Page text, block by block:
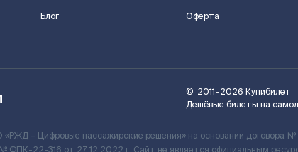
Блог
Оферта
© 2011–2026 Купибилет
Дешёвые билеты на
– Цифровые пассажирские решения» на основании договора